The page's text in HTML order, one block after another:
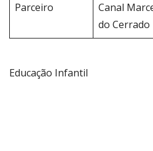
Parceiro
Canal
do Cerrado
Educação Infantil